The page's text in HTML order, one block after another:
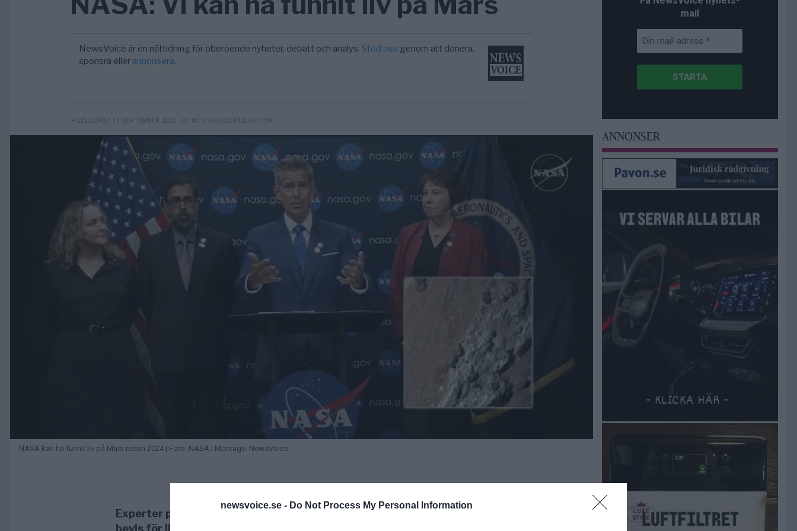
newsvoice.se - Do Not Process My Personal Information
NewsVoice är en nättidning för oberoende nyheter, debatt och analys.Stöd oss genom att donera,
sponsra eller annonsera.
PUBLICERAD 11 SEPTEMBER 2025 - AV NEWSVOICE REDAKTION
NASA kan ha funnit liv på Mars redan 2024 | Foto: NASA | Montage. NewsVoice
Experter på NASA diskuterar analysen av en sten som kan utgöra
bevis för liv på Mars som NASA:s
Perseverance-robot funnit. Provet,
mail
ANNONSER